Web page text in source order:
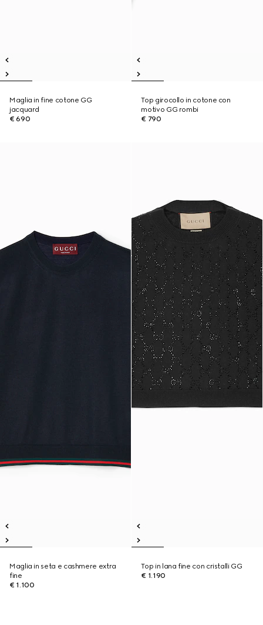
Maglia in fine cotone GG
jacquard
€ 690
Top girocollo in cotone con
motivo GG rombi
€ 790
Maglia in seta e cashmere extra
fine
€ 1.100
Top in lana fine con cristalli GG
€ 1.190